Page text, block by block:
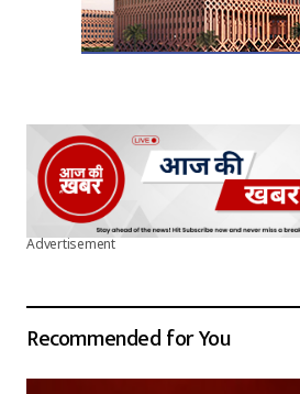
Advertisement
Recommended for You